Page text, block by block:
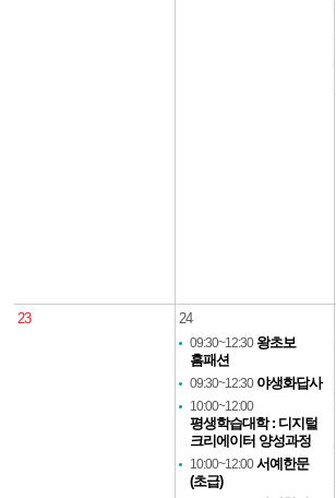
23 24
09:30~12:30 왕초보
홈패션
09:30~12:30 야생화답사
10:00~12:00
평생학습대학 : 디지털
크리에이터 양성과정
10:00~12:00 서예한문
(초급)